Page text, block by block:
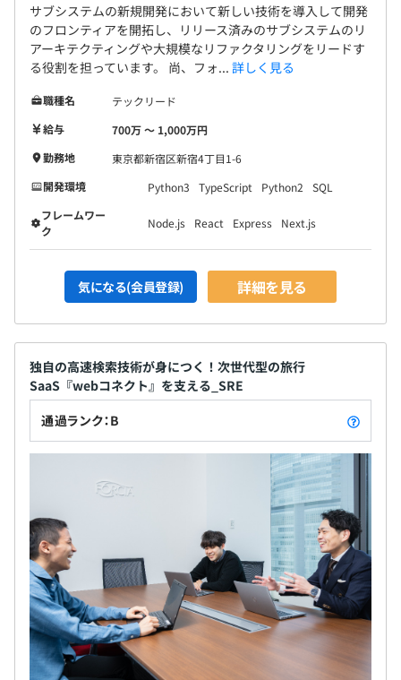
サブシステムの新規開発において新しい技術を導入して開発
のフロンティアを開拓し、リリース済みのサブシステムのリ
アーキテクティングや大規模なリファクタリングをリードす
る役割を担っています。 尚、フォ... 詳しく見る
職種名
テックリード
給与
700万 〜 1,000万円
勤務地
東京都新宿区新宿4丁目1-6
開発環境
Python3 TypeScript Python2
SQL
フレームワー
ク
Node.js React Express Next.js
気になる(会員登録) 詳細を見る
独自の高速検索技術が身につく！次世代型の旅行
SaaS『webコネクト』を支える_SRE
通過ランク：B